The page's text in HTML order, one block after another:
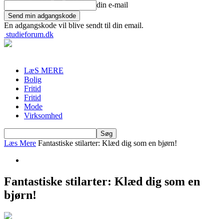
din e-mail
En adgangskode vil blive sendt til din email.
studieforum.dk
LæS MERE
Bolig
Fritid
Fritid
Mode
Virksomhed
Læs Mere Fantastiske stilarter: Klæd dig som en bjørn!
Fantastiske stilarter: Klæd dig som en
bjørn!